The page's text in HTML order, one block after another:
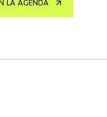
LA AGENDA